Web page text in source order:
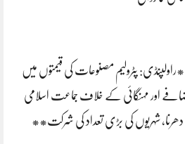
پٹرولیم مصنوعات کی قیمتوں میں
اور مہنگائی کے خلاف جماعت اسلامی
دھرنا، شہریوں کی بڑی تعداد کی شرکت**